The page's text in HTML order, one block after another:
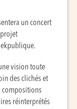
un concert
vision toute
des clichés et
compositions
réinterprétés